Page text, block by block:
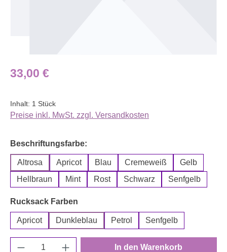
Regulärer Preis:
33,00 €
Inhalt: 1 Stück
Preise inkl. MwSt. zzgl. Versandkosten
Beschriftungsfarbe:
Altrosa Apricot Blau Cremeweiß
Gelb
Hellbraun
Mint Rost Schwarz Senfgelb
Rucksack Farben
Apricot Dunkleblau Petrol Senfgelb
Produkt Anzahl: Gib den gewünschten
In den Warenkorb